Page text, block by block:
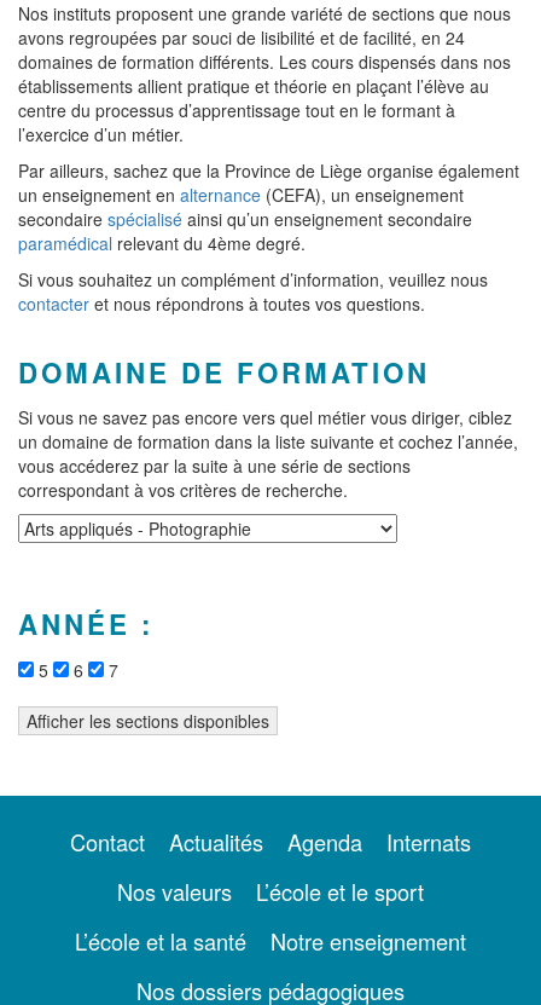
Nos instituts proposent une grande variété de sections que nous
avons regroupées par souci de lisibilité et de facilité, en 24
domaines de formation différents. Les cours dispensés dans nos
établissements allient pratique et théorie en plaçant l’élève au
centre du processus d’apprentissage tout en le formant à
l’exercice d’un métier.
Par ailleurs, sachez que la Province de Liège organise également
un enseignement en alternance (CEFA), un enseignement
secondaire spécialisé ainsi qu’un enseignement secondaire
paramédical relevant du 4ème degré.
Si vous souhaitez un complément d’information, veuillez nous
contacter et nous répondrons à toutes vos questions.
DOMAINE DE FORMATION
Si vous ne savez pas encore vers quel métier vous diriger, ciblez
un domaine de formation dans la liste suivante et cochez l’année,
vous accéderez par la suite à une série de sections
correspondant à vos critères de recherche.
ANNÉE :
5 6 7
Contact Actualités Agenda
Internats
Nos valeurs
L’école et le sport
L’école et la santé
Notre enseignement
Nos dossiers pédagogiques